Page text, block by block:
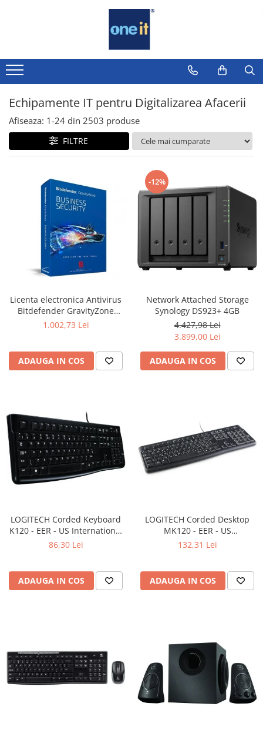
Laptop, Tablete & Telefoane
Laptop / Notebook
Notebook Consumer
Accesorii Laptop
Componente Laptop
Telefoane & accesorii
Smart Watch
Apple AirTag
Inele Smart
Ochelari Smart
Smartphone IPhone
Sisteme PC & Periferice
PC NUC
Microfoane & Casti Gaming
Mouse Gaming
Scaune Gaming
Tastaturi Gaming
Card Reader
Camere Web
Adaptoare
Casti
Componente PC
Placi de Baza
Placi Video
Echipamente IT pentru Digitalizarea Afacerii
Afiseaza: 1-24 din 2503 produse
FILTRE
Licenta electronica Antivirus
Bitdefender GravityZone
Business Security, 5 useri, 2
1.002,73 Lei
ADAUGA IN COS
-12%
Network Attached Storage
Synology DS923+ 4GB
4.427,98 Lei
3.899,00 Lei
ADAUGA IN COS
LOGITECH Corded Keyboard
K120 - EER - US International
layout
86,30 Lei
ADAUGA IN COS
LOGITECH Corded Desktop
MK120 - EER - US
International layout
132,31 Lei
ADAUGA IN COS